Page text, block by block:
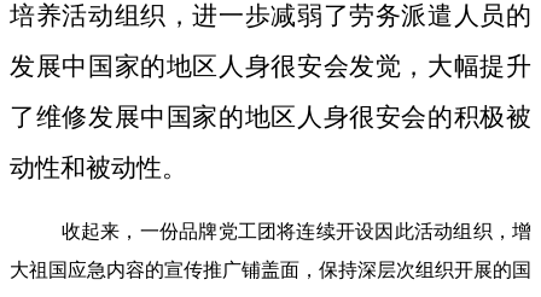
培养活动组织，进一歩减弱了劳务派遣人员的
发展中国家的地区人身很安会发觉，大幅提升
了维修发展中国家的地区人身很安会的积极被
动性和被动性。
收起来，一份品牌党工团将连续开设因此活动组织，增
大祖国应急内容的宣传推广铺盖面，保持深层次组织开展的国